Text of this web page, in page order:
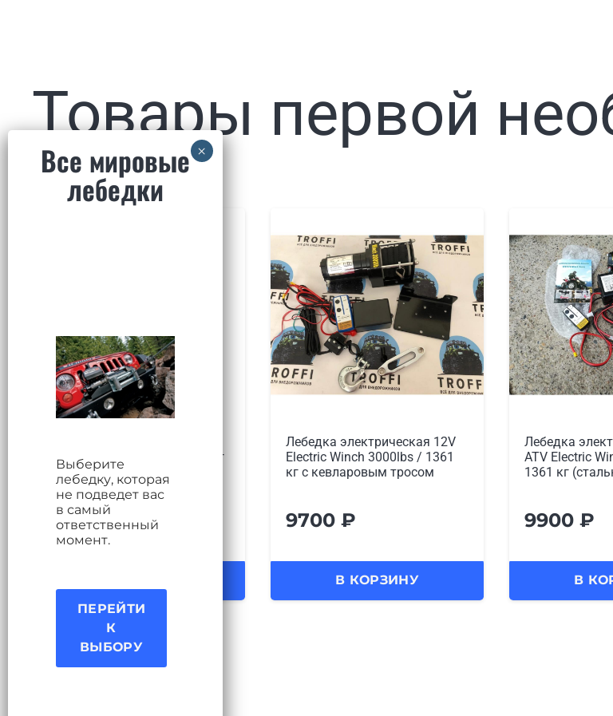
Товары первой
Electric Winch 2000lbs / 907 кг
стальной трос, артикул
7500₽
Лебедка электрическая 12V
Electric Winch 3000lbs / 1361
кг с кевларовым тросом
9700₽
В КОРЗИНУ
Лебедка
ATV Electric
1361 кг
9900₽
В
Выберите
лебедку, которая
не подведет вас
в самый
ответственный
момент.
ПЕРЕЙТИ
К
ВЫБОРУ